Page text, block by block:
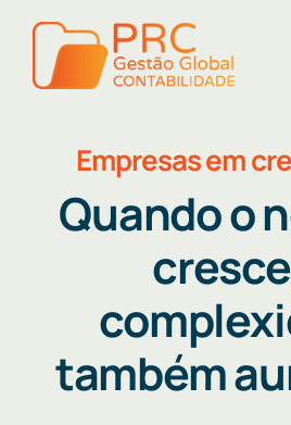
Skip
content
Soluções
Quem
Empresas em
Quando o
também